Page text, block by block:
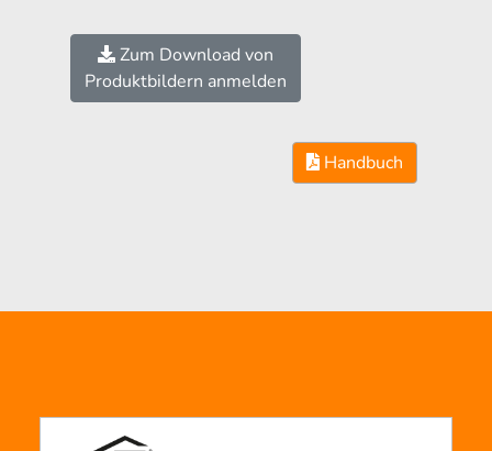
Zum Download von
Produktbildern anmelden
Handbuch